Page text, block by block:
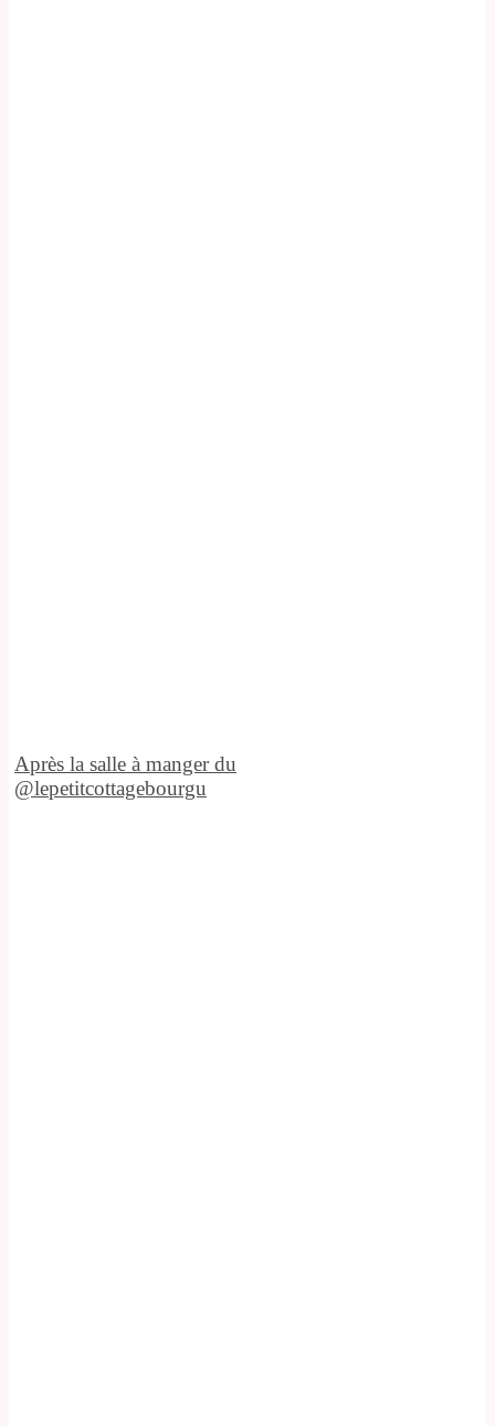
Après la salle à manger du
@lepetitcottagebourgu